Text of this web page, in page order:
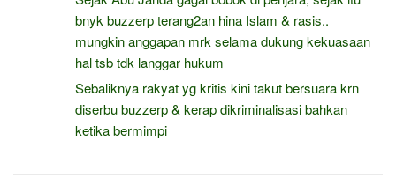
bnyk buzzerp terang2an hina Islam & rasis..
mungkin anggapan mrk selama dukung kekuasaan
hal tsb tdk langgar hukum
Sebaliknya rakyat yg kritis kini takut bersuara krn
diserbu buzzerp & kerap dikriminalisasi bahkan
ketika bermimpi